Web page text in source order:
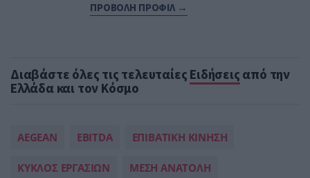
ΠΡΟΒΟΛΗ ΠΡΟΦΙΛ →
Διαβάστε όλες τις τελευταίες Ειδήσεις από την
Ελλάδα και τον Κόσμο
AEGEAN EBITDA ΕΠΙΒΑΤΙΚΗ ΚΙΝΗΣΗ
ΚΥΚΛΟΣ ΕΡΓΑΣΙΩΝ ΜΕΣΗ ΑΝΑΤΟΛΗ